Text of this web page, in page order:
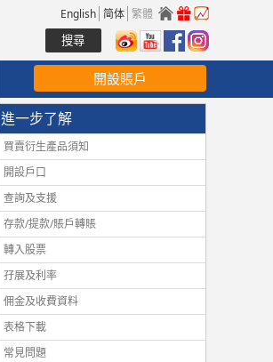
English 简体 繁體
開設賬戶
進一步了解
買賣衍生產品須知
開設戶口
查詢及支援
存款/提款/賬戶轉賬
轉入股票
孖展及利率
佣金及收費資料
表格下載
常見問題